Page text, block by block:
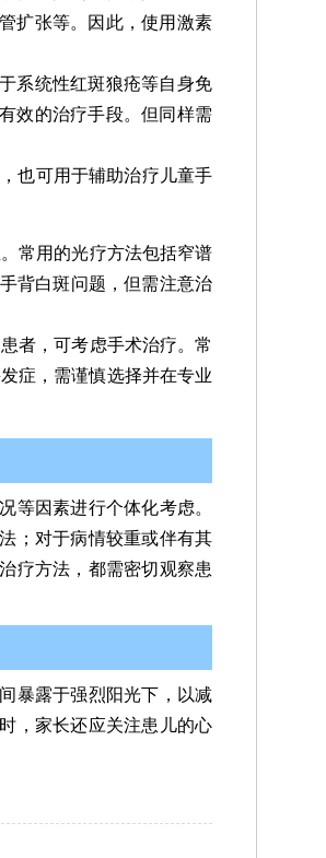
扩张等。因此，使用激素
系统性红斑狼疮等自身免
效的治疗手段。但同样需
也可用于辅助治疗儿童手
常用的光疗方法包括窄谱
背白斑问题，但需注意治
者，可考虑手术治疗。常
症，需谨慎选择并在专业
等因素进行个体化考虑。
；对于病情较重或伴有其
疗方法，都需密切观察患
暴露于强烈阳光下，以减
，家长还应关注患儿的心